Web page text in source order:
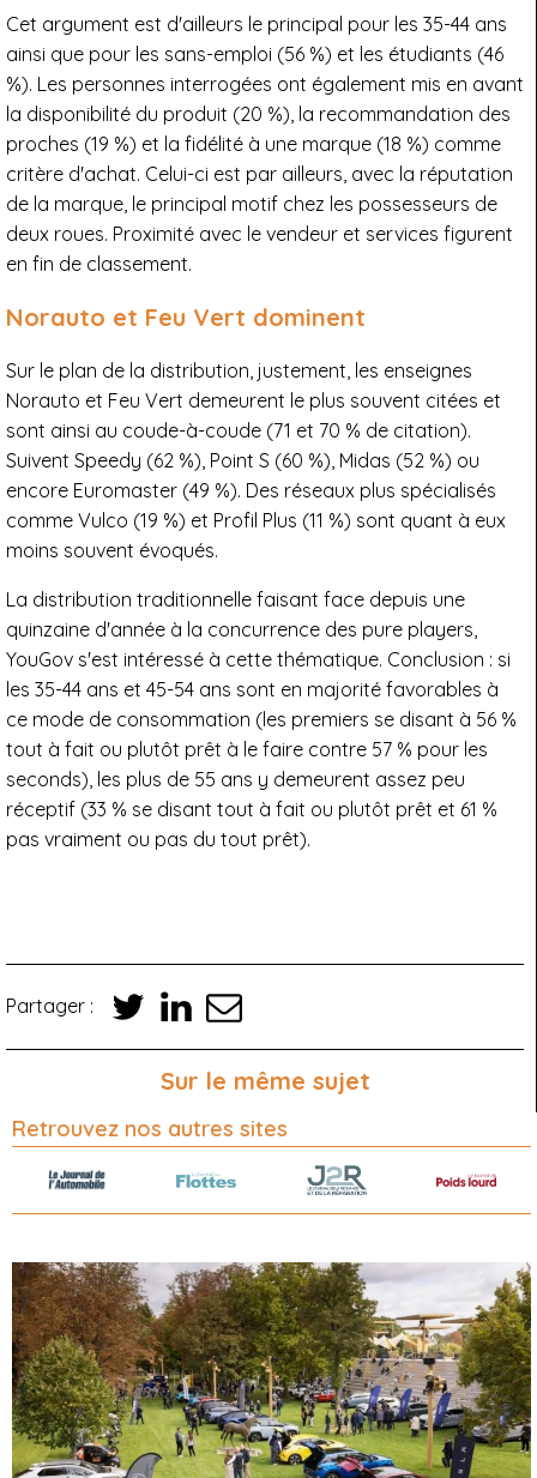
Cet argument est d'ailleurs le principal pour les 35-44 ans
ainsi que pour les sans-emploi (56 %) et les étudiants (46
%). Les personnes interrogées ont également mis en avant
la disponibilité du produit (20 %), la recommandation des
proches (19 %) et la fidélité à une marque (18 %) comme
critère d'achat. Celui-ci est par ailleurs, avec la réputation
de la marque, le principal motif chez les possesseurs de
deux roues. Proximité avec le vendeur et services figurent
en fin de classement.
Norauto et Feu Vert dominent
Sur le plan de la distribution, justement, les enseignes
Norauto et Feu Vert demeurent le plus souvent citées et
sont ainsi au coude-à-coude (71 et 70 % de citation).
Suivent Speedy (62 %), Point S (60 %), Midas (52 %) ou
encore Euromaster (49 %). Des réseaux plus spécialisés
comme Vulco (19 %) et Profil Plus (11 %) sont quant à eux
moins souvent évoqués.
La distribution traditionnelle faisant face depuis une
quinzaine d'année à la concurrence des pure players,
YouGov s'est intéressé à cette thématique. Conclusion : si
les 35-44 ans et 45-54 ans sont en majorité favorables à
ce mode de consommation (les premiers se disant à 56 %
tout à fait ou plutôt prêt à le faire contre 57 % pour les
seconds), les plus de 55 ans y demeurent assez peu
réceptif (33 % se disant tout à fait ou plutôt prêt et 61 %
pas vraiment ou pas du tout prêt).
Partager :
Sur le même sujet
Retrouvez nos autres sites